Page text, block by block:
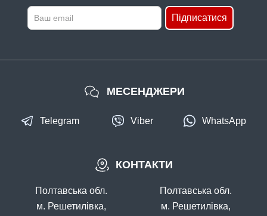
Підписатися
КОНТАКТИ
Полтавська обл.
м. Решетилівка,
Полтавська обл.
м. Решетилівка,
МЕСЕНДЖЕРИ
Telegram Viber WhatsApp